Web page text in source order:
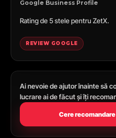
Google Business Profile
Rating de 5 stele pentru ZetX.
REVIEW GOOGLE
Ai nevoie de ajutor înainte să
lucrare ai de făcut și îți
Cere